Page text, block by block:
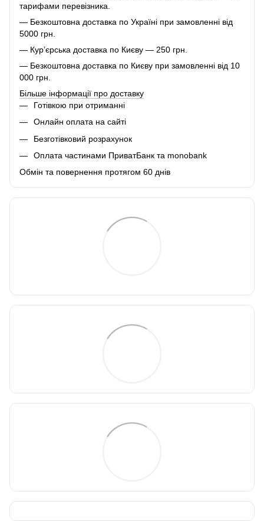
тарифами перевізника.
— Безкоштовна доставка по Україні при замовленні від
5000 грн.
— Кур’єрська доставка по Києву — 250 грн.
— Безкоштовна доставка по Києву при замовленні від 10
000 грн.
Більше інформації про доставку
Готівкою при отриманні
Онлайн оплата на сайті
Безготівковий розрахунок
Оплата частинами ПриватБанк та monobank
Обмін та повернення протягом 60 днів